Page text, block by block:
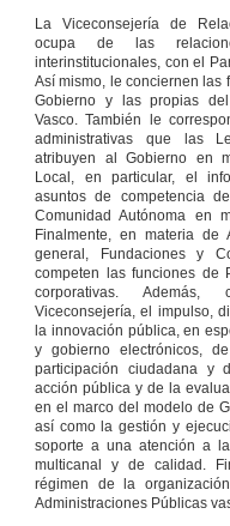
La Viceconsejería de
ocupa de las
interinstitucionales, con el
Así mismo, le conciernen las
Gobierno y las propias
Vasco. También le
administrativas que las
atribuyen al Gobierno en
Local, en particular, el
asuntos de competencia
Comunidad Autónoma en
Finalmente, en materia de
general, Fundaciones y
competen las funciones de
corporativas.
Viceconsejería, el impulso,
la innovación pública, en
y gobierno electrónicos,
participación ciudadana y
acción pública y de la
en el marco del modelo de
así como la gestión y
soporte a una atención a
multicanal y de calidad.
régimen de la
Administraciones Públicas